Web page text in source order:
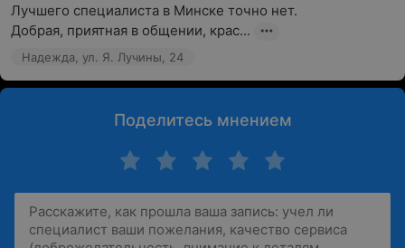
Лучшего специалиста в Минске точно нет.
Добрая, приятная в общении, крас...
Надежда, ул. Я. Лучины, 24
Поделитесь мнением